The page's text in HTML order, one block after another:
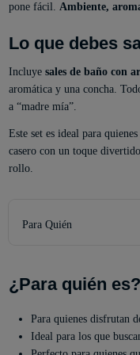
pone fácil. Ambiente,
Lo que debes
Incluye sales de baño con
aromática y una concha.
a “madre mía”.
Este set es ideal para
casero con un toque
rollo.
Para Quién
¿Para quién es?
Para quienes disfrutan
Ideal para los que